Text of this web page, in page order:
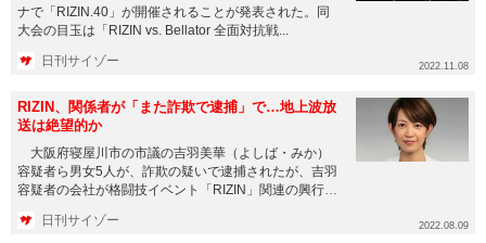
ナで「RIZIN.40」が開催されることが発表された。同
大会の目玉は「RIZIN vs. Bellator 全面対抗戦...
日刊サイゾー 2022.11.08
RIZIN、関係者が「また詐欺で逮捕」で…地上波放
送は絶望的か
大阪府寝屋川市の市議の吉羽美華（よしば・みか）
容疑者ら男女5人が、詐欺の疑いで逮捕されたが、吉羽
容疑者の会社が格闘技イベント「RIZIN」関連の興行に
日刊サイゾー 2022.08.09